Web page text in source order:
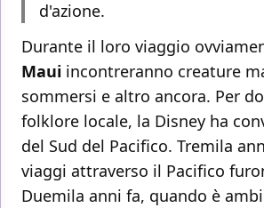
d'azione.
Durante il loro viaggio
Maui incontreranno creature
sommersi e altro ancora. Per
folklore locale, la Disney ha
del Sud del Pacifico. Tremila
viaggi attraverso il Pacifico
Duemila anni fa, quando è